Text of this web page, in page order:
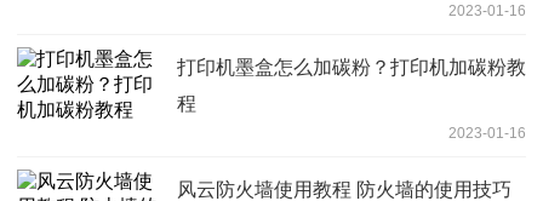
2023-01-16
打印机墨盒怎么加碳粉？打印机加碳粉教
程
2023-01-16
风云防火墙使用教程 防火墙的使用技巧